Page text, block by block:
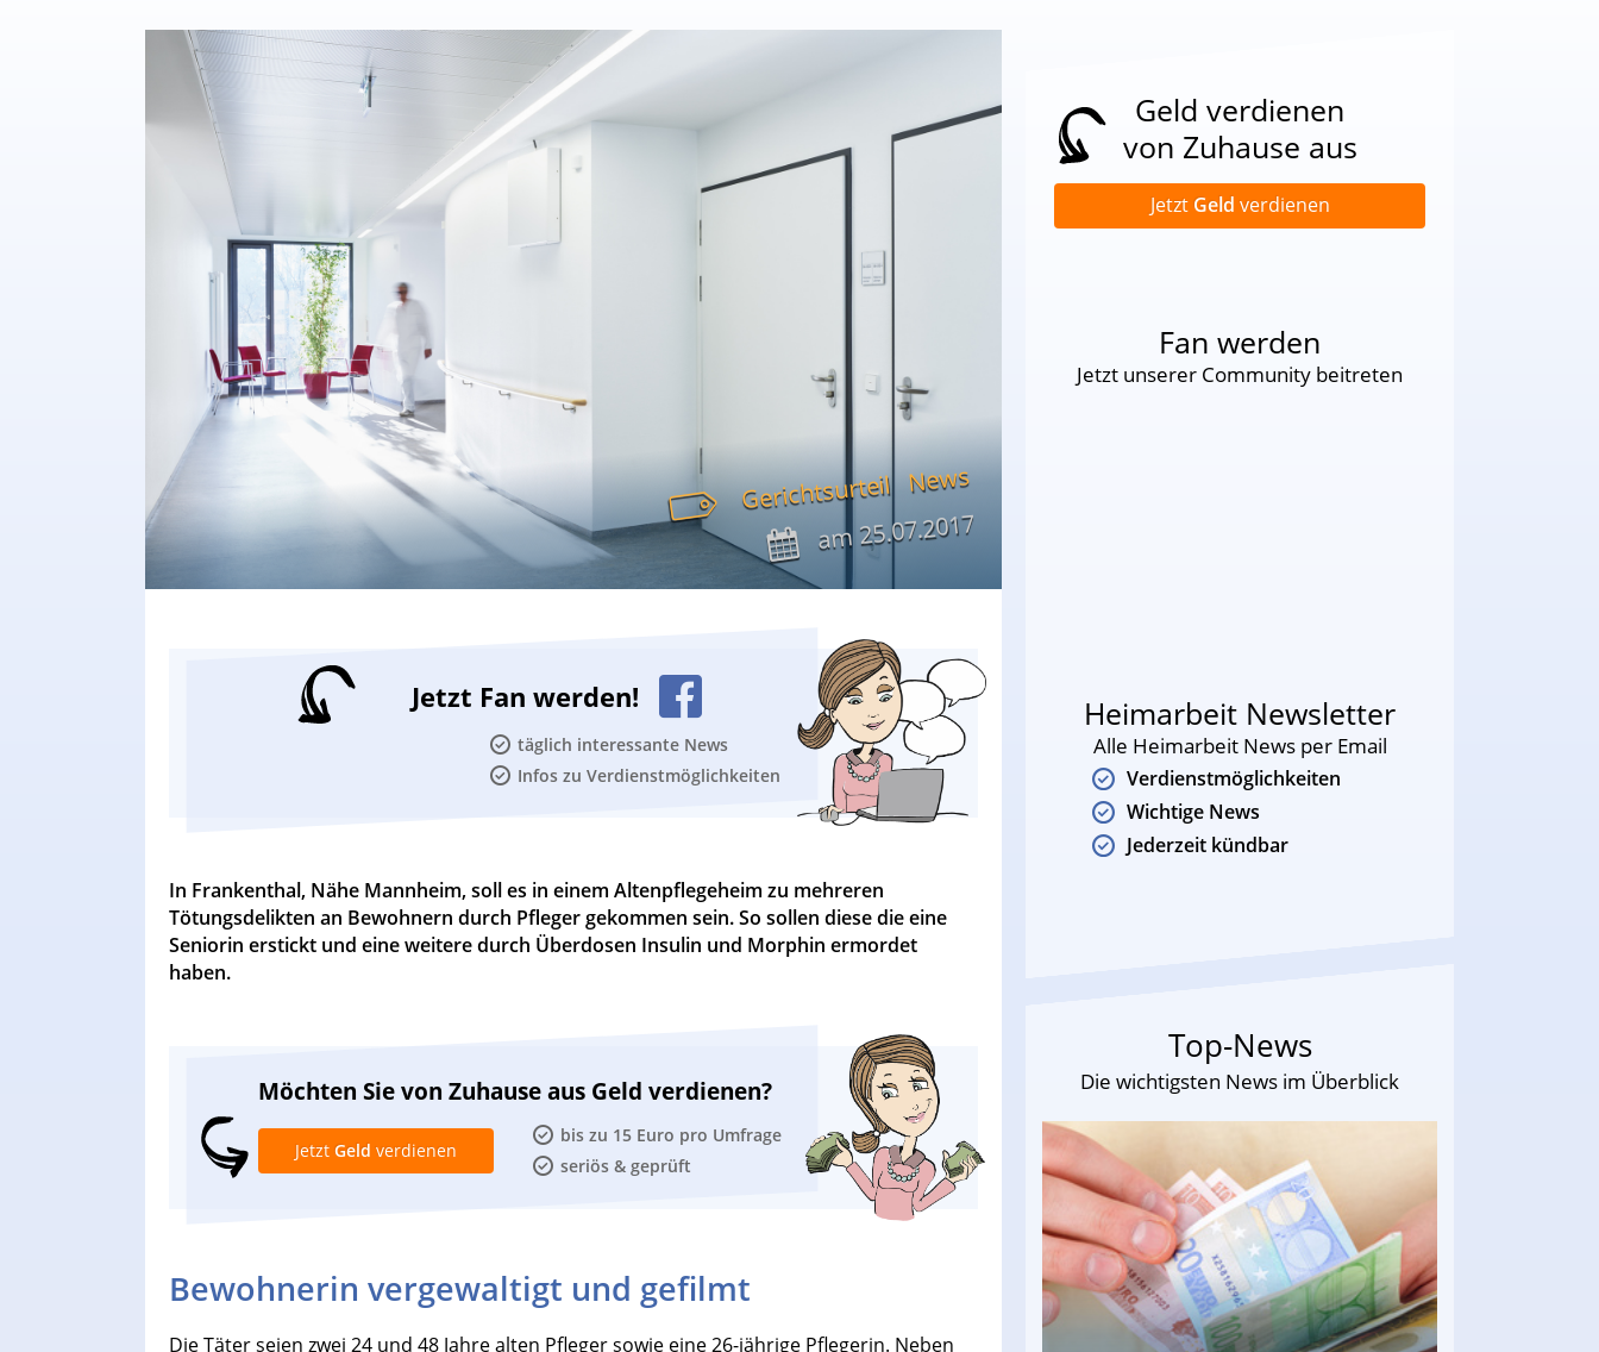
Gerichtsurteil News
am25.07.2017
Jetzt Fan werden!
täglich interessante News
Infos zu Verdienstmöglichkeiten
In Frankenthal, Nähe Mannheim, soll es in einem Altenpflegeheim zu mehreren
Tötungsdelikten an Bewohnern durch Pfleger gekommen sein. So sollen diese die eine
Seniorin erstickt und eine weitere durch Überdosen Insulin und Morphin ermordet
haben.
Möchten Sie von Zuhause aus Geld verdienen?
bis zu 15 Euro pro Umfrage
seriös & geprüft
Jetzt Geld verdienen
Bewohnerin vergewaltigt und gefilmt
Die Täter seien zwei 24 und 48 Jahre alten Pfleger sowie eine 26-jährige Pflegerin. Neben
Geld verdienen
von Zuhause aus
Jetzt Geld verdienen
Fan werden
Jetzt unserer Community beitreten
Heimarbeit Newsletter
Alle Heimarbeit News per Email
Verdienstmöglichkeiten
Wichtige News
Jederzeit kündbar
Top-News
Die wichtigsten News im Überblick